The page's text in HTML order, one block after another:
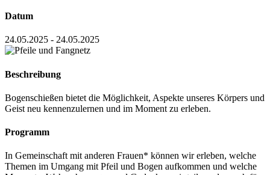
Datum
24.05.2025 - 24.05.2025
Beschreibung
Bogenschießen bietet die Möglichkeit, Aspekte unseres Körpers und
Geist neu kennenzulernen und im Moment zu erleben.
Programm
In Gemeinschaft mit anderen Frauen* können wir erleben, welche
Themen im Umgang mit Pfeil und Bogen aufkommen und welche